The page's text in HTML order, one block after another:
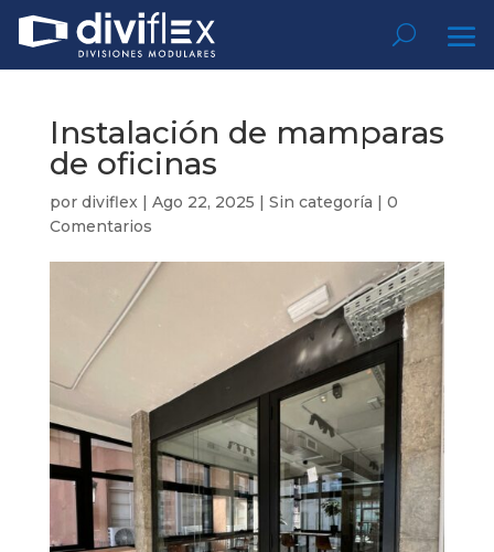
Instalación de mamparas
de oficinas
por diviflex| Ago 22, 2025 | Sin categoría | 0
Comentarios